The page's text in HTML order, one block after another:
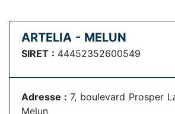
ARTELIA - MELUN
SIRET : 44452352600549
Adresse : 7, boulevard Prosper
Melun